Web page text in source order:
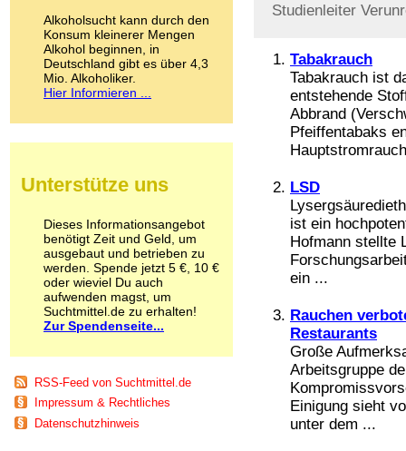
Studienleiter
Tabakrauch
Tabakrauch ist
entstehende
Abbrand
Pfeiffentabaks
LSD
ist ein
Hofmann stellte
ein ...
Rauchen
Restaurants
Große
Arbeitsgruppe
Einigung sieht
unter dem ...
LSD
Marihuana
Medikamente
Meskalin
Metamphetamin
Methadon
Pilze
Psychopharmaka
Schlafmittel
Schmerzmittel
Schnüffelstoffe
Spice
Sucht / Süchte
Alkoholsucht
Co-Abhängigkeit
Computersucht
Ess-Brechsucht
Essstörungen
Fernsehsucht
Alkoholsucht kann durch den
Konsum kleinerer Mengen
Alkohol beginnen, in
Deutschland gibt es über 4,3
Mio. Alkoholiker.
Hier Informieren ...
Unterstütze uns
Dieses Informationsangebot
benötigt Zeit und Geld, um
ausgebaut und betrieben zu
werden. Spende jetzt 5 €, 10 €
oder wieviel Du auch
aufwenden magst, um
Suchtmittel.de zu erhalten!
Zur Spendenseite...
RSS-Feed von Suchtmittel.de
Impressum & Rechtliches
Datenschutzhinweis